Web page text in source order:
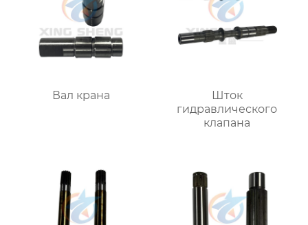
Вал крана
Шток
гидравлического
клапана